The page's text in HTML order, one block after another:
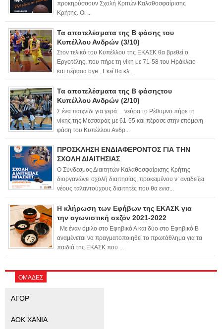
προκηρύσσουν Σχολή Κριτών Καλαθοσφαίρισης
Κρήτης. Οι ...
Τα αποτελέσματα της Β φάσης του
Κυπέλλου Ανδρών (3/10)
Στον τελικό του Κυπέλλου της ΕΚΑΣΚ θα βρεθεί ο
Εργοτέλης, που πήρε τη νίκη με 71-58 του Ηράκλειο
και πέρασα bye . Εκεί θα κλ...
Τα αποτελέσματα της Β φάσηςτου
Κυπέλλου Ανδρών (2/10)
Σ ένα παιχνίδι για γερά… νεύρα το Ρέθυμνο πήρε τη
νίκης της Μεσσαράς με 61-55 και πέρασε στην επόμενη
φάση του Κυπέλλου Ανδρ...
ΠΡΟΣΚΛΗΣΗ ΕΝΔΙΑΦΕΡΟΝΤΟΣ ΓΙΑ ΤΗΝ
ΣΧΟΛΗ ΔΙΑΙΤΗΣΙΑΣ
Ο Σύνδεσμος Διαιτητών Καλαθοσφαίρισης Κρήτης
διοργανώνει σχολή διαιτησίας, προκειμένου ν’ αναδείξει
νέους ταλαντούχους διαιτητές που θα ενισ...
Η κλήρωση των Εφήβων της ΕΚΑΣΚ για
την αγωνιστική σεζόν 2021-2022
Με έναν όμιλο στο Εφηβικό Α και δύο στο Εφηβικό Β
αναμένεται να πραγματοποιηθεί το πρωτάθλημα για τα
παιδιά της ΕΚΑΣΚ που ...
ΟΜΑΔΕΣ
ΑΓΟΡ
ΑΟΚ ΧΑΝΙΑ